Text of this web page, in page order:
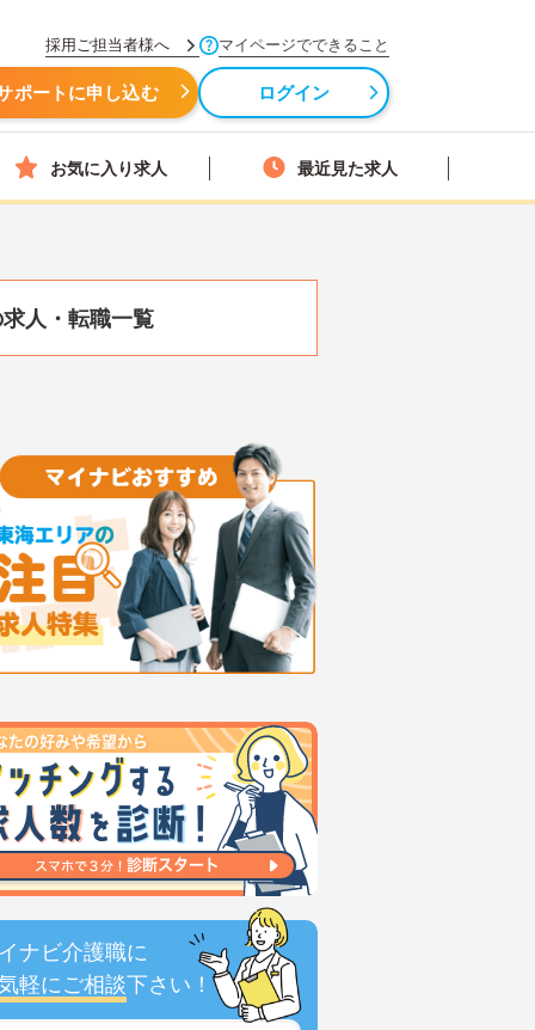
採用ご担当者様へ マイページでできること
ポートに申し込む ログイン
お気に入り求人 最近見た求人
人・転職一覧
ナビ介護職に
軽にご相談下さい！